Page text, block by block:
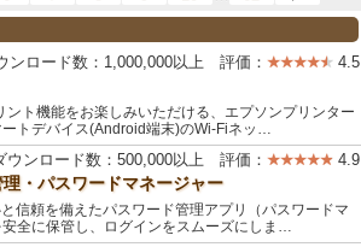
ンロード数：1,000,000以上 評価： 4.5
ト機能をお楽しみいただける、エプソンプリンター
トデバイス(Android端末)のWi-Fiネッ…
ウンロード数：500,000以上 評価： 4.9
・パスワードマネージャー
信頼を備えたパスワード管理アプリ（パスワードマ
全に保管し、ログインをスムーズにしま…